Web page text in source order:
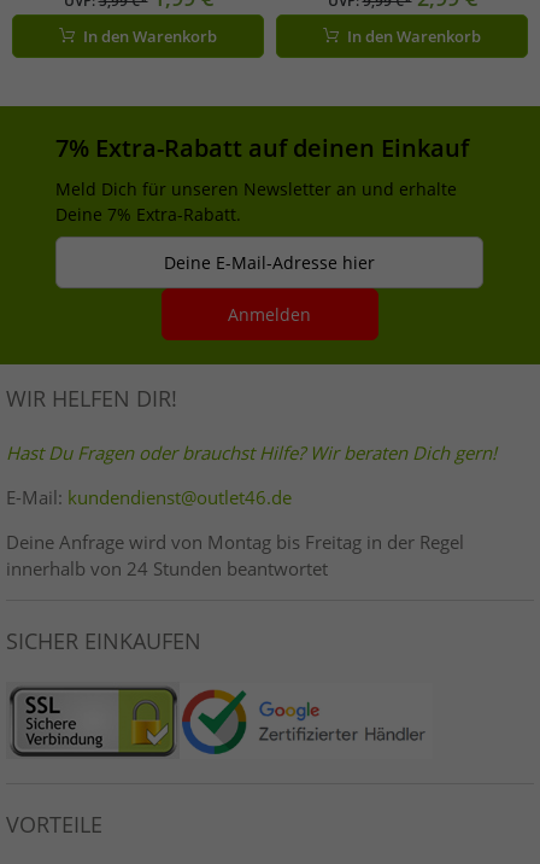
Jahren 100gr 105953972 Blau, Grün,
Pink oder Orange
In den Warenkorb
3x30gr 105953570 Lila/Bunt
In den Warenkorb
7% Extra-Rabatt auf deinen Einkauf
Meld Dich für unseren Newsletter an und erhalte
Deine 7% Extra-Rabatt.
Deine E-Mail-Adresse hier
Anmelden
WIR HELFEN DIR!
Hast Du Fragen oder brauchst Hilfe? Wir beraten Dich gern!
E-Mail: kundendienst@outlet46.de
Deine Anfrage wird von Montag bis Freitag in der Regel
innerhalb von 24 Stunden beantwortet
SICHER EINKAUFEN
VORTEILE